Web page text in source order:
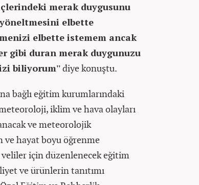
merak duygusunu
elbette
elbette istemem ancak
gibi duran merak duygunuzu
biliyorum''diye konuştu.
bağlı eğitim kurumlarındaki
iklim ve hava olayları
ve meteorolojik
ve hayat boyu öğrenme
veliler için düzenlenecek eğitim
ve ürünlerin tanıtımı